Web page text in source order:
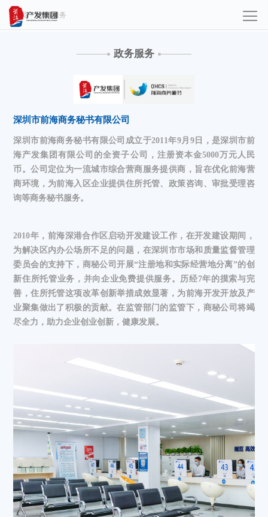
首页 > 政务服务
政务服务
深圳市前海商务秘书有限公司
深圳市前海商务秘书有限公司成立于2011年9月9日，是深圳市前
海产发集团有限公司的全资子公司，注册资本金5000万元人民
币。公司定位为一流城市综合营商服务提供商，旨在优化前海营
商环境，为前海入区企业提供住所托管、政策咨询、审批受理咨
询等商务秘书服务。
2010年，前海深港合作区启动开发建设工作，在开发建设期间，
为解决区内办公场所不足的问题，在深圳市市场和质量监督管理
委员会的支持下，商秘公司开展“注册地和实际经营地分离”的创
新住所托管业务，并向企业免费提供服务。历经7年的摸索与完
善，住所托管这项改革创新举措成效显著，为前海开发开放及产
业聚集做出了积极的贡献。在监管部门的监管下，商秘公司将竭
尽全力，助力企业创业创新，健康发展。